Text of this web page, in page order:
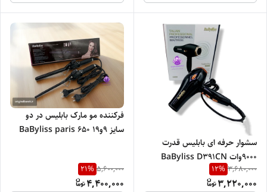
سشوار حرفه ای بابلیس قدرت
۹۰۰۰وات BaByliss D391CN
3,680,000
12%
3,220,000
فرکننده مو مارک بابلیس در دو
سایز 9و19 BaByliss paris 650
5,600,000
21%
4,400,000